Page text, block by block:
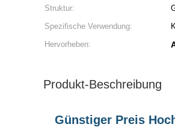
Struktur:
Spezifische Verwendung:
Hervorheben:
Produkt-Beschreibung
Günstiger Preis